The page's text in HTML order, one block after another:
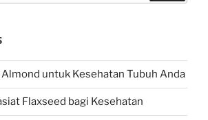
untuk Kesehatan Tubuh Anda
Flaxseed bagi Kesehatan